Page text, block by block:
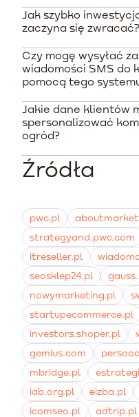
Tak, jednak nie istnieją
zewnętrznych
stworzenia
programistów przy
Jak szybko
zaczyna się zwracać?
Według danych
odnotowują pierwsze
Automatyzacja
zaczyna pracować na
uruchomienia.
Czy mogę wysyłać
wiadomości SMS do
pomocą tego
Wysyłka krótkich
jest wbudowana
SMS za pośrednictwem
co jest standardowym
Jakie dane klientów
spersonalizować
ogród?
Największą wartość
czas spędzony na
dokonanych zakupów
Źródła
pwc.pl
strategyand.pwc.com
itreseller.pl
seosklep24.pl
nowymarketing.pl
startupecommerce.pl
investors.shoper.pl
gemius.com
mbridge.pl
iab.org.pl
eizba.pl
icomseo.pl
adtrip.pl